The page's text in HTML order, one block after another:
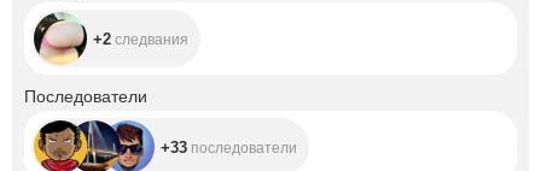
+2 следвания
Последователи
+33 последователи